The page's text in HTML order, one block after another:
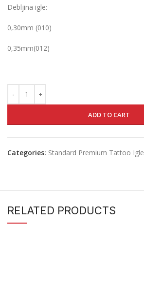
Debljina igle:
0,30mm (010)
0,35mm(012)
ADD TO CART
Categories: Standard Premium Tattoo Igle
RELATED PRODUCTS